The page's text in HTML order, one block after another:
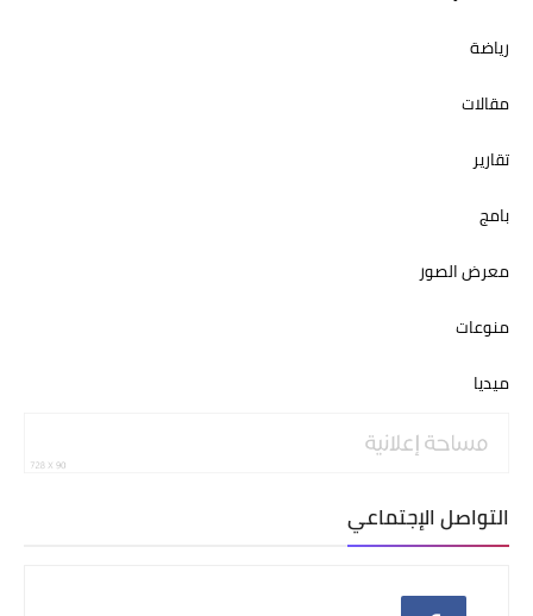
رياضة
مقالات
تقارير
بامج
معرض الصور
منوعات
ميديا
التواصل الإجتماعي